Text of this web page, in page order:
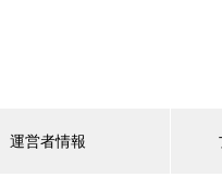
運営者情報